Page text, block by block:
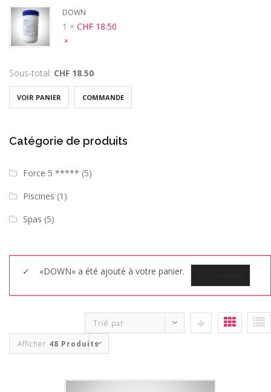
DOWN
1 × CHF 18.50
×
Sous-total: CHF 18.50
VOIR PANIER COMMANDE
Catégorie de produits
Force 5 ***** (5)
Piscines (1)
Spas (5)
«DOWN» a été ajouté à votre panier.
Trié par
Evaluation
Afficher 48 Produits